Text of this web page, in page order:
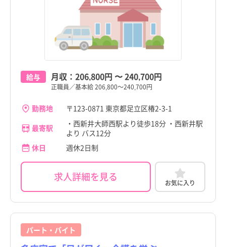
京都府
兵庫県
奈良県
和歌山県
鳥取県
岡山県
広島県
山口県
町田市
小平市
国分寺市
福生市
狛江市
東大和市
六町駅
扇大橋駅
高野駅
江北駅
西新井大師西駅
舎人公園駅
舎人駅
見沼代親水公園駅
その他（福祉・介護関係資格など）
訪問看護
常勤（夜勤のみ）
パート・アルバイト（夜勤あり）
パート・アルバイト（夜勤なし）
託児所・保育所あり
駅近
給与 月収： 206,800円 〜240,700円
正職員／基本給 206,800～240,700円
勤務地
〒123-0871 東京都足立区椿2-3-1
最寄駅
・西新井大師西駅より徒歩18分 ・西新井駅
より バス12分
休日
週休2日制
求人詳細を見る お気に入り
パート・バイト
京都府
兵庫県
奈良県
和歌山県
鳥取県
岡山県
広島県
山口県
町田市
小平市
国分寺市
福生市
狛江市
東大和市
六町駅
扇大橋駅
高野駅
江北駅
西新井大師西駅
舎人公園駅
舎人駅
見沼代親水公園駅
その他（福祉・介護関係資格など）
訪問看護
常勤（夜勤のみ）
パート・アルバイト（夜勤あり）
パート・アルバイト（夜勤なし）
託児所・保育所あり
駅近